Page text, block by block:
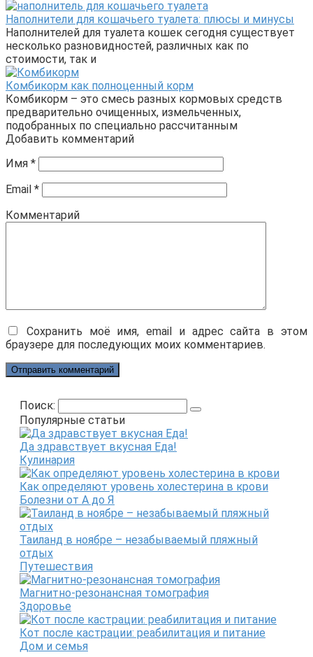
Наполнители для кошачьего туалета: плюсы и минусы
Наполнителей для туалета кошек сегодня существует
несколько разновидностей, различных как по
стоимости, так и
Комбикорм как полноценный корм
Комбикорм – это смесь разных кормовых средств
предварительно очищенных, измельченных,
подобранных по специально рассчитанным
Добавить комментарий
Имя *
Email *
Комментарий
Сохранить моё имя, email и адрес сайта в этом
браузере для последующих моих комментариев.
Поиск:
Популярные статьи
Да здравствует вкусная Еда!
Кулинария
Как определяют уровень холестерина в крови
Болезни от А до Я
Таиланд в ноябре – незабываемый пляжный
отдых
Путешествия
Магнитно-резонансная томография
Здоровье
Кот после кастрации: реабилитация и питание
Дом и семья